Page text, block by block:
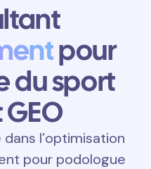
pour
du sport
GEO
l’optimisation
pour podologue